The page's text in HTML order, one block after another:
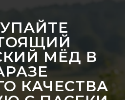
МЁД В
КАЧЕСТВА